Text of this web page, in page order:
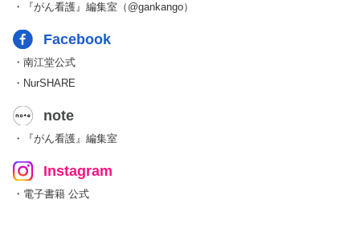
・『がん看護』編集室（@gankango）
Facebook
・南江堂公式
・NurSHARE
note
・『がん看護』編集室
Instagram
・電子書籍 公式